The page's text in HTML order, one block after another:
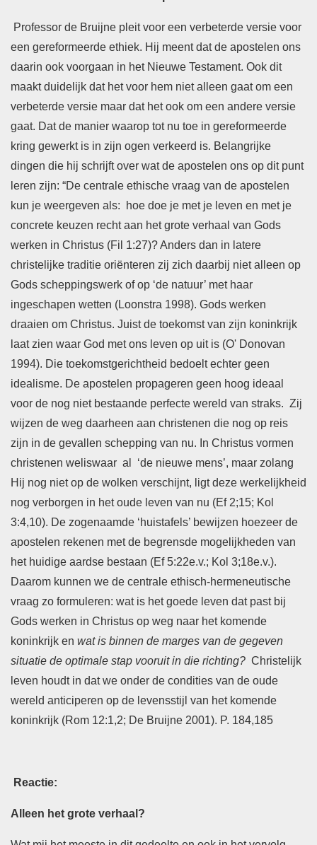
Professor de Bruijne pleit voor een verbeterde versie voor
een gereformeerde ethiek. Hij meent dat de apostelen ons
daarin ook voorgaan in het Nieuwe Testament. Ook dit
maakt duidelijk dat het voor hem niet alleen gaat om een
verbeterde versie maar dat het ook om een andere versie
gaat. Dat de manier waarop tot nu toe in gereformeerde
kring gewerkt is in zijn ogen verkeerd is. Belangrijke
dingen die hij schrijft over wat de apostelen ons op dit punt
leren zijn: “De centrale ethische vraag van de apostelen
kun je weergeven als: hoe doe je met je leven en met je
concrete keuzen recht aan het grote verhaal van Gods
werken in Christus (Fil 1:27)? Anders dan in latere
christelijke traditie oriënteren zij zich daarbij niet alleen op
Gods scheppingswerk of op ‘de natuur’ met haar
ingeschapen wetten (Loonstra 1998). Gods werken
draaien om Christus. Juist de toekomst van zijn koninkrijk
laat zien waar God met ons leven op uit is (O' Donovan
1994). Die toekomstgerichtheid bedoelt echter geen
idealisme. De apostelen propageren geen hoog ideaal
voor de nog niet bestaande perfecte wereld van straks. Zij
wijzen de weg daarheen aan christenen die nog op reis
zijn in de gevallen schepping van nu. In Christus vormen
christenen weliswaar al ‘de nieuwe mens’, maar zolang
Hij nog niet op de wolken verschijnt, ligt deze werkelijkheid
nog verborgen in het oude leven van nu (Ef 2;15; Kol
3:4,10). De zogenaamde ‘huistafels’ bewijzen hoezeer de
apostelen rekenen met de begrensde mogelijkheden van
het huidige aardse bestaan (Ef 5:22e.v.; Kol 3;18e.v.).
Daarom kunnen we de centrale ethisch-hermeneutische
vraag zo formuleren: wat is het goede leven dat past bij
Gods werken in Christus op weg naar het komende
koninkrijk en wat is binnen de marges van de gegeven
situatie de optimale stap vooruit in die richting? Christelijk
leven houdt in dat we onder de condities van de oude
wereld anticiperen op de levensstijl van het komende
koninkrijk (Rom 12:1,2; De Bruijne 2001). P. 184,185
Reactie:
Alleen het grote verhaal?